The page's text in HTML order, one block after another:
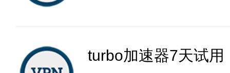
turbo加速器7天试用